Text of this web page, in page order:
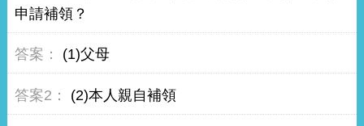
申請補領？
(1)父母
(2)本人親自補領